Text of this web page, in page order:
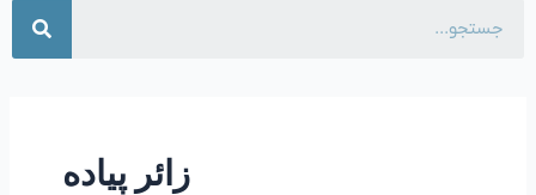
زائر پیاده